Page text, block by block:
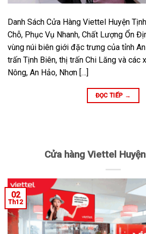
Danh Sách Cửa Hàng Viettel Huyện
Chỗ, Phục Vụ Nhanh, Chất Lượng Ổn
vùng núi biên giới đặc trưng của tỉnh
trấn Tịnh Biên, thị trấn Chi Lăng và các
Nông, An Hảo, Nhơn […]
ĐỌC TIẾP →
Cửa hàng Viettel
02
Th12